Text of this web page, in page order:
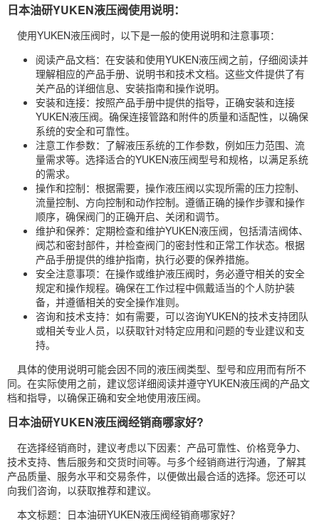
日本油研YUKEN液压阀使用说明：
使用YUKEN液压阀时，以下是一般的使用说明和注意事项：
阅读产品文档：在安装和使用YUKEN液压阀之前，仔细阅读并
理解相应的产品手册、说明书和技术文档。这些文件提供了有
关产品的详细信息、安装指南和操作说明。
安装和连接：按照产品手册中提供的指导，正确安装和连接
YUKEN液压阀。确保连接管路和附件的质量和适配性，以确保
系统的安全和可靠性。
注意工作参数：了解液压系统的工作参数，例如压力范围、流
量需求等。选择适合的YUKEN液压阀型号和规格，以满足系统
的需求。
操作和控制：根据需要，操作液压阀以实现所需的压力控制、
流量控制、方向控制和动作控制。遵循正确的操作步骤和操作
顺序，确保阀门的正确开启、关闭和调节。
维护和保养：定期检查和维护YUKEN液压阀，包括清洁阀体、
阀芯和密封部件，并检查阀门的密封性和正常工作状态。根据
产品手册提供的维护指南，执行必要的保养措施。
安全注意事项：在操作或维护液压阀时，务必遵守相关的安全
规定和操作规程。确保在工作过程中佩戴适当的个人防护装
备，并遵循相关的安全操作准则。
咨询和技术支持：如有需要，可以咨询YUKEN的技术支持团队
或相关专业人员，以获取针对特定应用和问题的专业建议和支
持。
具体的使用说明可能会因不同的液压阀类型、型号和应用而有所不
同。在实际使用之前，建议您详细阅读并遵守YUKEN液压阀的产品文
档和指导，以确保正确和安全地使用液压阀。
日本油研YUKEN液压阀经销商哪家好?
在选择经销商时，建议考虑以下因素：产品可靠性、价格竞争力、
技术支持、售后服务和交货时间等。与多个经销商进行沟通，了解其
产品质量、服务水平和交易条件，以便做出最合适的选择。您还可以
向我们咨询，以获取推荐和建议。
本文标题：日本油研YUKEN液压阀经销商哪家好？